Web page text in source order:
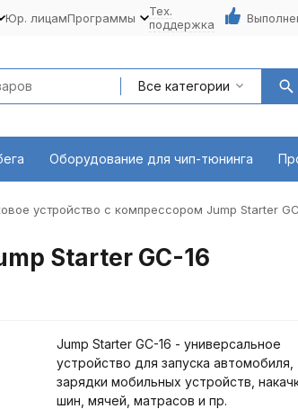
Юр. лицамПрограммы
Тех.
поддержка
Все категории
Оборудование для чип-тюнинга
устройство с компрессором Jump Starter
Starter GC-16
Jump Starter GC-16 - универсальное
устройство для запуска автомобиля,
зарядки мобильных устройств,
шин, мячей, матрасов и пр.